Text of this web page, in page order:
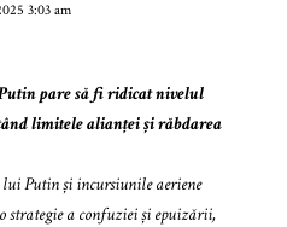
3:03 am
pare să fi ridicat nivelul
limitele alianței și răbdarea
Putin și incursiunile aeriene
strategie a confuziei și epuizării,